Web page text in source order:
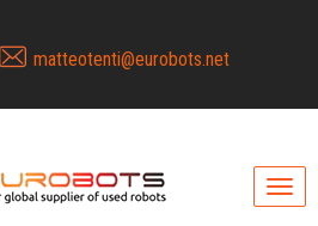
matteotenti@eurobots.net